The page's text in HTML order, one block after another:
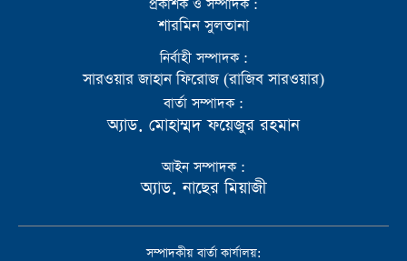
প্রকাশক ও সম্পাদক :
শারমিন সুলতানা
নির্বাহী সম্পাদক :
সারওয়ার জাহান ফিরোজ (রাজিব সারওয়ার)
বার্তা সম্পাদক :
অ্যাড. মোহাম্মদ ফয়েজুর রহমান
আইন সম্পাদক :
অ্যাড. নাছের মিয়াজী
সম্পাদকীয় বার্তা কার্যালয়: